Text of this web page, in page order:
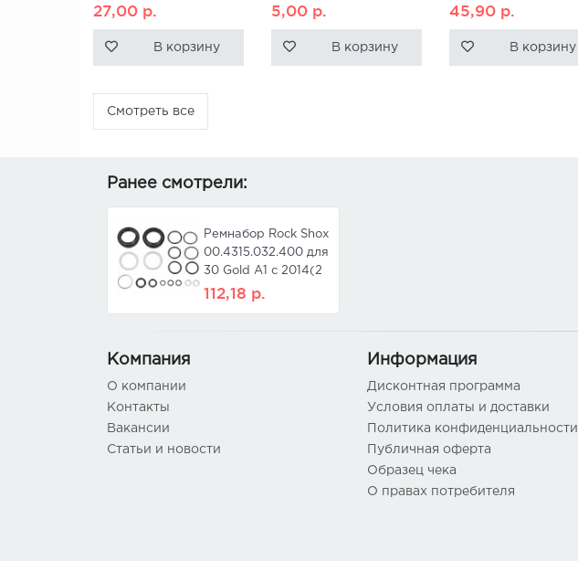
27,00 р.
В корзину
5,00 р.
В корзину
45,90 р.
В корзину
Смотреть все
Ранее смотрели:
Ремнабор Rock Shox
00.4315.032.400 для
30 Gold A1 с 2014(2
пыльн. 43-4018-026-
112,18 р.
Компания
О компании
Контакты
Вакансии
Статьи и новости
Информация
Дисконтная программа
Условия оплаты и доставки
Политика конфиденциальности
Публичная оферта
Образец чека
О правах потребителя